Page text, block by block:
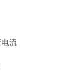
流
器型1线式)